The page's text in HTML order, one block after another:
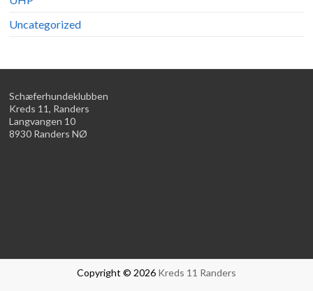
Uncategorized
Schæferhundeklubben
Kreds 11, Randers
Langvangen 10
8930 Randers NØ
Copyright © 2026 Kreds 11 Randers